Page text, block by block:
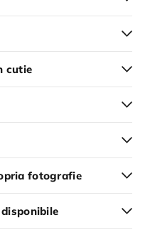
cutie
fotografie